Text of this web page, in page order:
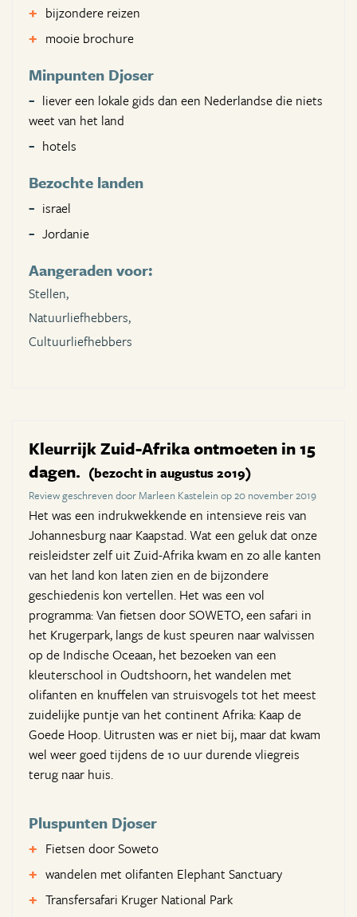
bijzondere reizen
mooie brochure
Minpunten Djoser
liever een lokale gids dan een Nederlandse die niets
weet van het land
hotels
Bezochte landen
israel
Jordanie
Aangeraden voor:
Stellen,
Natuurliefhebbers,
Cultuurliefhebbers
Kleurrijk Zuid-Afrika ontmoeten in 15
dagen. (bezocht in augustus 2019)
Review geschreven door Marleen Kastelein op 20 november 2019
Het was een indrukwekkende en intensieve reis van
Johannesburg naar Kaapstad. Wat een geluk dat onze
reisleidster zelf uit Zuid-Afrika kwam en zo alle kanten
van het land kon laten zien en de bijzondere
geschiedenis kon vertellen. Het was een vol
programma: Van fietsen door SOWETO, een safari in
het Krugerpark, langs de kust speuren naar walvissen
op de Indische Oceaan, het bezoeken van een
kleuterschool in Oudtshoorn, het wandelen met
olifanten en knuffelen van struisvogels tot het meest
zuidelijke puntje van het continent Afrika: Kaap de
Goede Hoop. Uitrusten was er niet bij, maar dat kwam
wel weer goed tijdens de 10 uur durende vliegreis
terug naar huis.
Pluspunten Djoser
Fietsen door Soweto
wandelen met olifanten Elephant Sanctuary
Transfersafari Kruger National Park